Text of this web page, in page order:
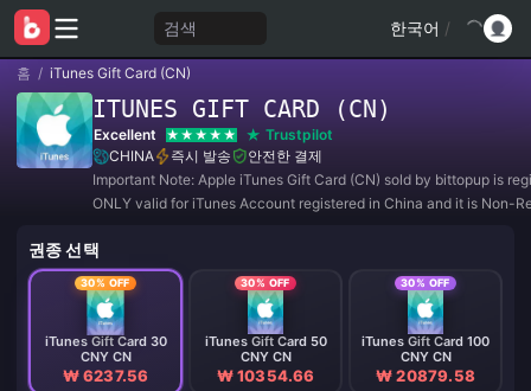
검색 한국어 /
홈 / iTunes Gift Card (CN)
ITUNES GIFT CARD (CN)
Excellent
Trustpilot
CHINA
즉시 발송
안전한 결제
Important Note: Apple iTunes Gift Card (CN) sold by bittopup is
ONLY valid for iTunes Account registered in China and it is Non-
code with purchase. Whi
권종 선택
30% OFF
iTunes Gift Card 30
CNY CN
₩ 6237.56
30% OFF
iTunes Gift Card 50
CNY CN
₩ 10354.66
30% OFF
iTunes Gift Card 100
CNY CN
₩ 20879.58